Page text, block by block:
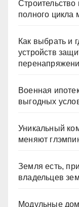
полного
Как выбрать и
устройств
Военная
выгодных
Уникальный
меняют
Земля есть,
владельцев
Модульные